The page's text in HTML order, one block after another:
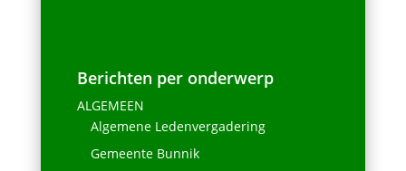
Berichten per onderwerp
ALGEMEEN
Algemene Ledenvergadering
Gemeente Bunnik